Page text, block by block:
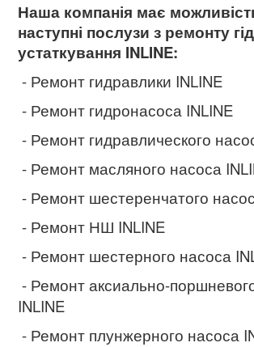
Наша компанія має
наступні послузи з ремонту
устаткування INLINE:
- Ремонт гидравлики INLINE
- Ремонт гидронасоса INLINE
- Ремонт гидравлического
- Ремонт масляного насоса
- Ремонт шестеренчатого
- Ремонт НШ INLINE
- Ремонт шестерного насоса
- Ремонт аксиально-
INLINE
- Ремонт плунжерного насоса